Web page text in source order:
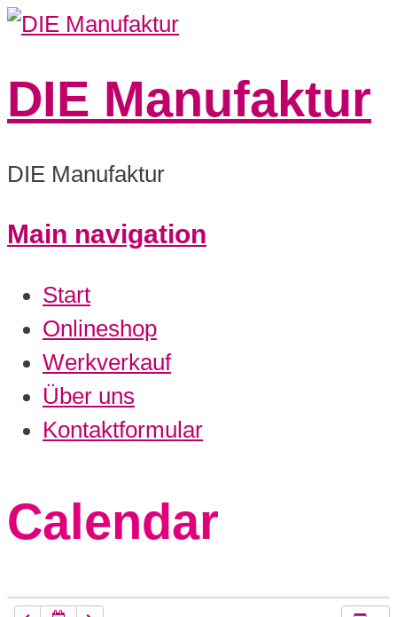
DIE Manufaktur
DIE Manufaktur
Main navigation
Start
Onlineshop
Werkverkauf
Über uns
Kontaktformular
Calendar
2:00
5:00